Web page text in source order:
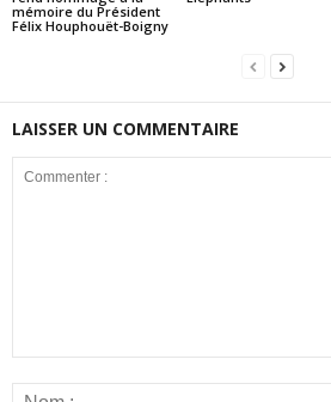
mémoire du Président
Félix Houphouët-Boigny
LAISSER UN COMMENTAIRE